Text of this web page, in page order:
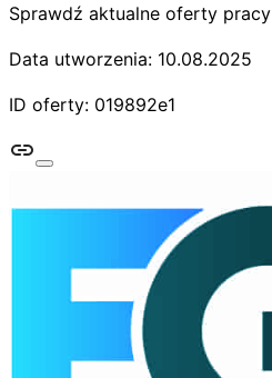
Sprawdź aktualne oferty pracy
Data utworzenia: 10.08.2025
ID oferty: 019892e1